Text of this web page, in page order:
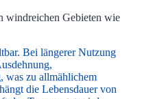
windreichen Gebieten wie
Bei längerer Nutzung
was zu allmählichem
die Lebensdauer von